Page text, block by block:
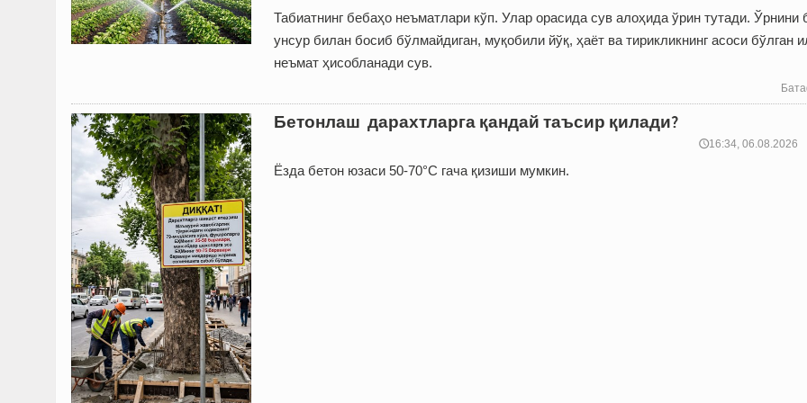
Табиатнинг бебаҳо неъматлари кўп. Улар орасида сув алоҳида ўрин тутади. Ўрнини
унсур билан босиб бўлмайдиган, муқобили йўқ, ҳаёт ва тирикликнинг асоси бўлган
неъмат ҳисобланади сув.
Бетонлаш дарахтларга қандай таъсир қилади?
🕔16:34, 06.08.2026
Ёзда бетон юзаси 50-70°C гача қизиши мумкин.